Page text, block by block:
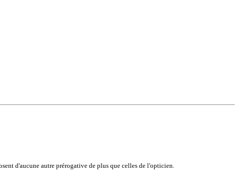
d'aucune autre prérogative de plus que celles de l'opticien.